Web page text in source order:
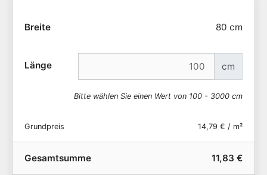
Breite 80 cm
Länge cm
Bitte wählen Sie einen Wert von 100 - 3000 cm
Grundpreis 14,79 € / m²
Gesamtsumme 11,83 €